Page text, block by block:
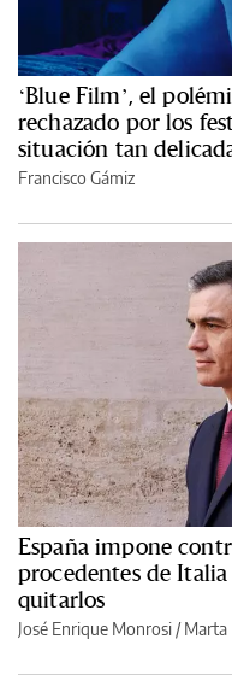
‘Blue Film’, el
rechazado por los
situación tan
Francisco Gámiz
España impone
procedentes de
quitarlos
José Enrique Monrosi / Marta